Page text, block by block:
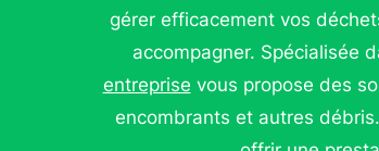
gérer efficacement vos
accompagner. Spécialisée
entreprise vous propose des
encombrants et autres